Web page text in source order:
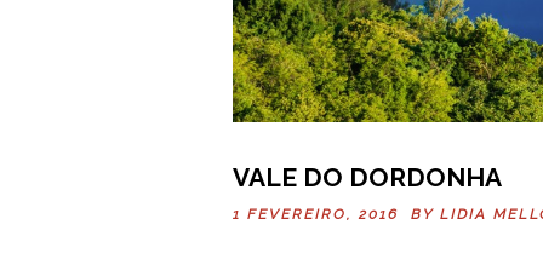
VALE DO DORDONHA
1 FEVEREIRO, 2016 BY LIDIA